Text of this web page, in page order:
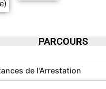
PARCOURS
de l'Arrestation